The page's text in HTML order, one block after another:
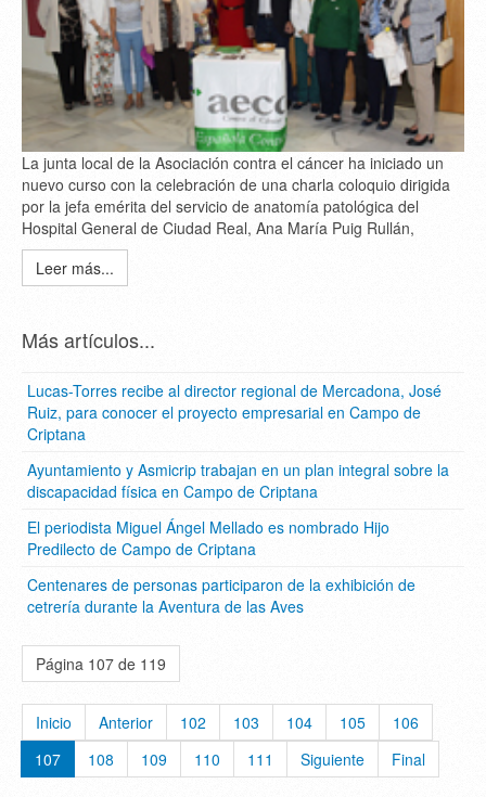
La junta local de la Asociación contra el cáncer ha iniciado un
nuevo curso con la celebración de una charla coloquio dirigida
por la jefa emérita del servicio de anatomía patológica del
Hospital General de Ciudad Real, Ana María Puig Rullán,
Leer más...
Más artículos...
Lucas-Torres recibe al director regional de Mercadona, José
Ruiz, para conocer el proyecto empresarial en Campo de
Criptana
Ayuntamiento y Asmicrip trabajan en un plan integral sobre la
discapacidad física en Campo de Criptana
El periodista Miguel Ángel Mellado es nombrado Hijo
Predilecto de Campo de Criptana
Centenares de personas participaron de la exhibición de
cetrería durante la Aventura de las Aves
Página 107 de 119
Inicio Anterior 102 103 104 105
106
107
108 109 110 111 Siguiente Final